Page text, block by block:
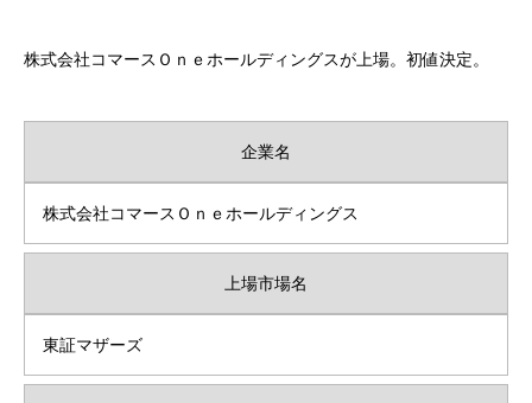
株式会社コマースＯｎｅホールディングスが上場。初値決定。
企業名
株式会社コマースＯｎｅホールディングス
上場市場名
東証マザーズ